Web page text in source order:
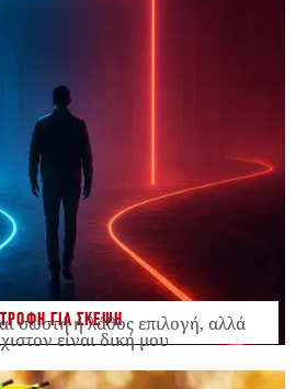
ΤΡΟΦΗ ΓΙΑ ΣΚΕΨΗ
σωστή ή λάθος επιλογή, αλλά
είναι δική μου